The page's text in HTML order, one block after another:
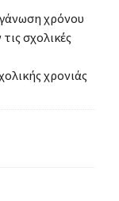
χρόνου
σχολικές
χρονιάς